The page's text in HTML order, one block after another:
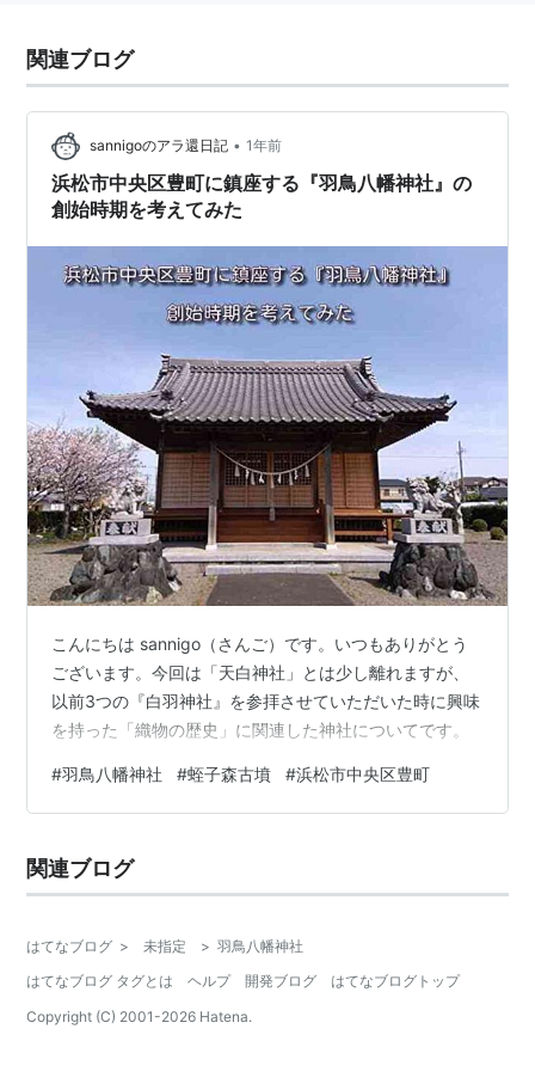
関連ブログ
sannigoのアラ還日記 • 1年前
浜松市中央区豊町に鎮座する『羽鳥八幡神社』の
創始時期を考えてみた
こんにちは sannigo（さんご）です。いつもありがとう
ございます。今回は「天白神社」とは少し離れますが、
以前3つの『白羽神社』を参拝させていただいた時に興味
を持った「織物の歴史」に関連した神社についてです。
#羽鳥八幡神社 #蛭子森古墳 #浜松市中央区豊町
関連ブログ
はてなブログ > 未指定 > 羽鳥八幡神社
はてなブログ タグとは
ヘルプ 開発ブログ
はてなブログトップ
Copyright (C) 2001-2026 Hatena.